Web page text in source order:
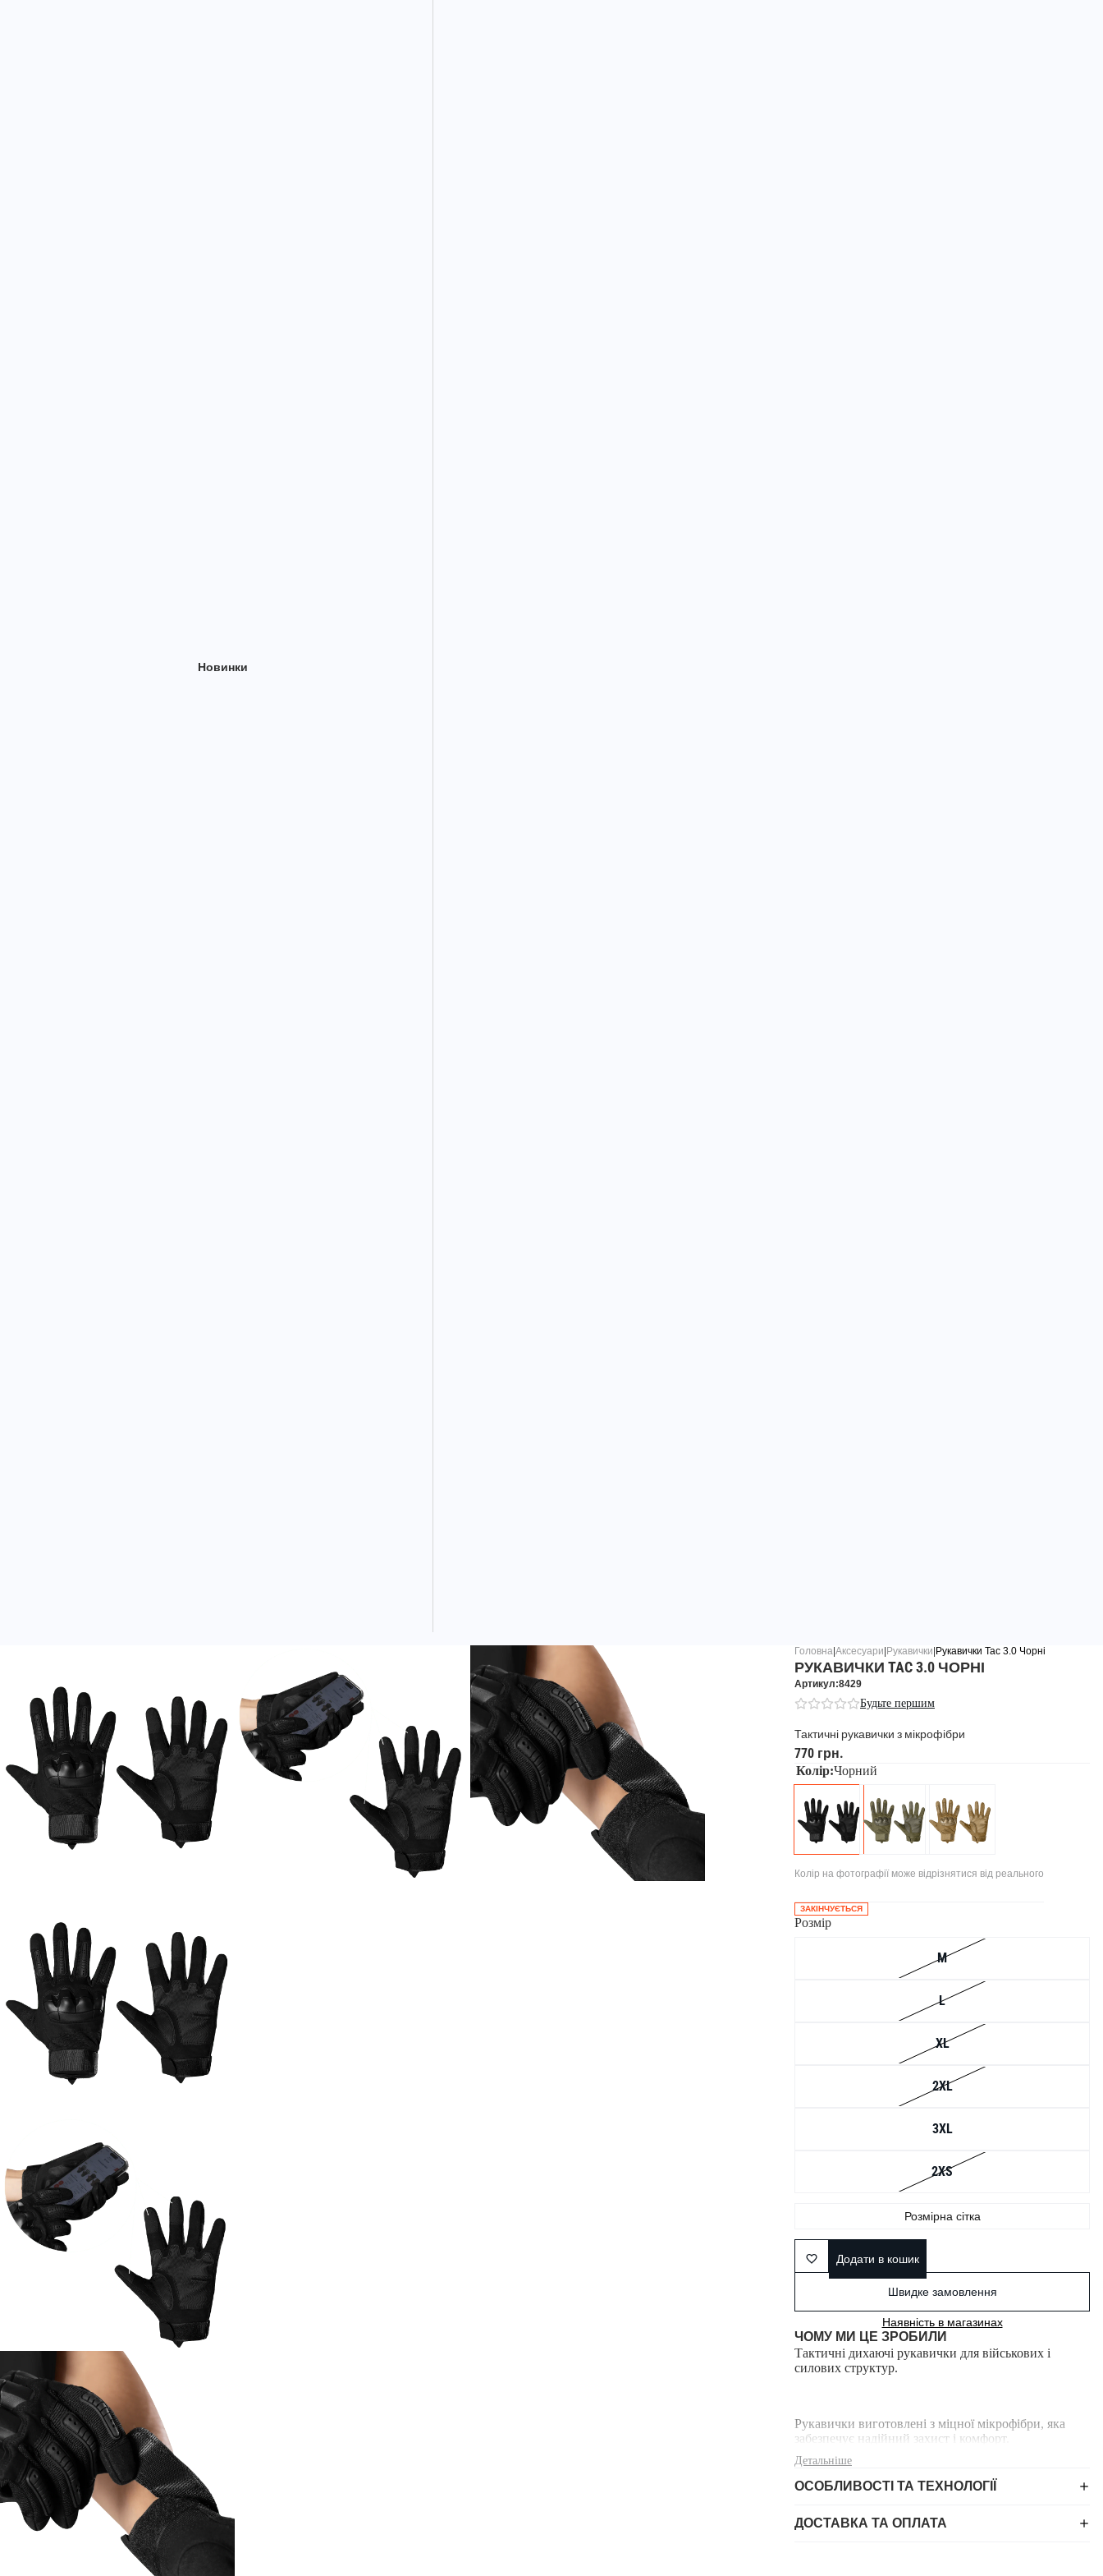
Новинки
Головна Аксесуари Рукавички Рукавички Tac 3.0 Чорні
РУКАВИЧКИ TAC 3.0 ЧОРНІ
Артикул:8429
Будьте першим
Тактичні рукавички з мікрофібри
770 грн.
Колір:Чорний
Колір на фотографії може відрізнятися від реального
ЗАКІНЧУЄТЬСЯ
Розмір
M
L
XL
2XL
3XL
2XS
Розмірна сітка
Додати в кошик
Швидке замовлення
Наявність в магазинах
ЧОМУ МИ ЦЕ ЗРОБИЛИ
Тактичні дихаючі рукавички для військових і
силових структур.
Рукавички виготовлені з міцної мікрофібри, яка
забезпечує надійний захист і комфорт.
Також зі сторони долонні присутня посилена,
Детальніше
ОСОБЛИВОСТІ ТА ТЕХНОЛОГІЇ
ДОСТАВКА ТА ОПЛАТА